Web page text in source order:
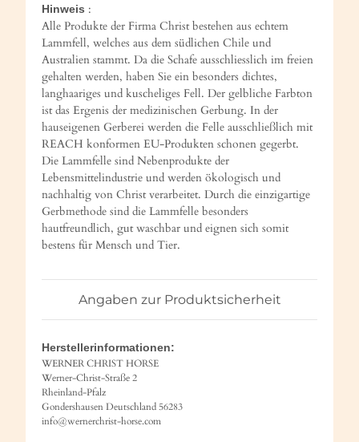
Hinweis :
Alle Produkte der Firma Christ bestehen aus echtem
Lammfell, welches aus dem südlichen Chile und
Australien stammt. Da die Schafe ausschliesslich im freien
gehalten werden, haben Sie ein besonders dichtes,
langhaariges und kuscheliges Fell. Der gelbliche Farbton
ist das Ergenis der medizinischen Gerbung. In der
hauseigenen Gerberei werden die Felle ausschließlich mit
REACH konformen EU-Produkten schonen gegerbt.
Die Lammfelle sind Nebenprodukte der
Lebensmittelindustrie und werden ökologisch und
nachhaltig von Christ verarbeitet. Durch die einzigartige
Gerbmethode sind die Lammfelle besonders
hautfreundlich, gut waschbar und eignen sich somit
bestens für Mensch und Tier.
Angaben zur Produktsicherheit
Herstellerinformationen:
WERNER CHRIST HORSE
Werner-Christ-Straße 2
Rheinland-Pfalz
Gondershausen Deutschland 56283
info@wernerchrist-horse.com